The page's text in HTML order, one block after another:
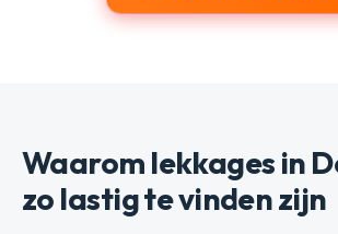
Waarom lekkages in
zo lastig te vinden zijn